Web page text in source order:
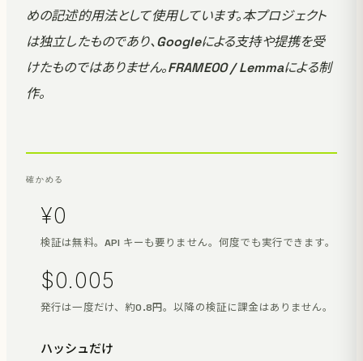
めの記述的用法として使用しています。本プロジェクト
は独立したものであり、Googleによる支持や提携を受
けたものではありません。FRAME00 / Lemmaによる制
作。
確かめる
¥0
検証は無料。API キーも要りません。何度でも実行できます。
$0.005
発行は一度だけ、約0.8円。以降の検証に課金はありません。
ハッシュだけ